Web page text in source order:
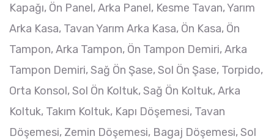
Kapağı, Ön Panel, Arka Panel, Kesme Tavan, Yarım
Arka Kasa, Tavan Yarım Arka Kasa, Ön Kasa, Ön
Tampon, Arka Tampon, Ön Tampon Demiri, Arka
Tampon Demiri, Sağ Ön Şase, Sol Ön Şase, Torpido,
Orta Konsol, Sol Ön Koltuk, Sağ Ön Koltuk, Arka
Koltuk, Takım Koltuk, Kapı Döşemesi, Tavan
Döşemesi, Zemin Döşemesi, Bagaj Döşemesi, Sol